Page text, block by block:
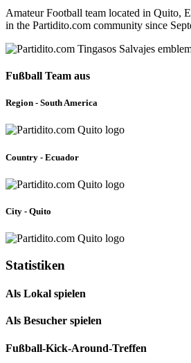
Amateur Football team located in Quito,
in the Partidito.com community since
Fußball Team aus
Region - South America
Country - Ecuador
City - Quito
Statistiken
Als Lokal spielen
Als Besucher spielen
Fußball-Kick-Around-Treffen